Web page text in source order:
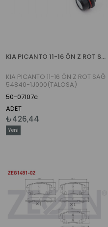
KIA PICANTO 11-16 ÖN Z ROT SAĞ 54840-1J000(TALOSA)
KIA PICANTO 11-16 ÖN Z ROT SAĞ
54840-1J000(TALOSA)
50-07107c
ADET
₺426,44
Yeni